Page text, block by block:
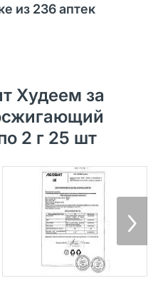
из 236 аптек
Худеем за
2 г 25 шт